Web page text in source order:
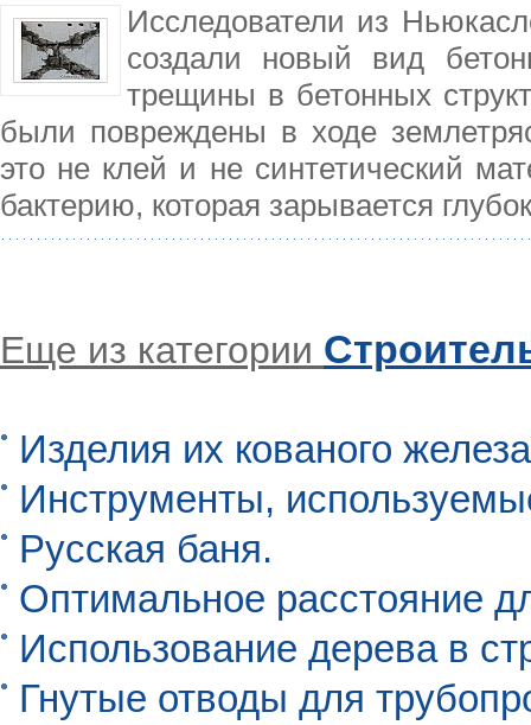
Исследователи из
создали новый вид
трещины в бетонных
были повреждены в ходе
это не клей и не синтетический
бактерию, которая зарывается
Еще из категории
Изделия их кованого
Инструменты,
Русская баня.
Оптимальное расстояние
Использование дерева в
Гнутые отводы для